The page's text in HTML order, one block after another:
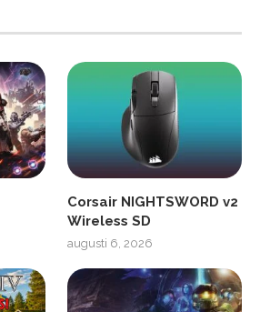
Corsair NIGHTSWORD v2
Wireless SD
augusti 6, 2026